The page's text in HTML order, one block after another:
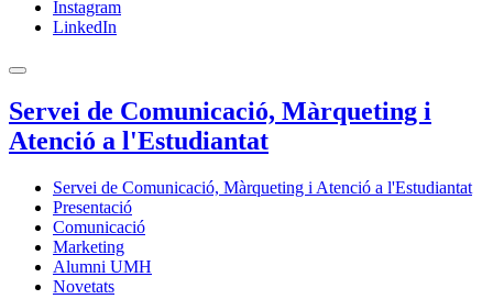
Instagram
LinkedIn
Servei de Comunicació, Màrqueting i
Atenció a l'Estudiantat
Servei de Comunicació, Màrqueting i Atenció a l'Estudiantat
Presentació
Comunicació
Marketing
Alumni UMH
Novetats